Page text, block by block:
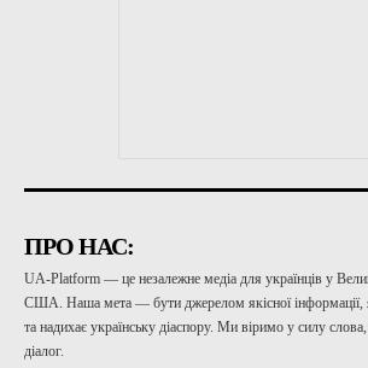
ПРО НАС:
UA-Platform — це незалежне медіа для українців у
США. Наша мета — бути джерелом якісної інформації,
та надихає українську діаспору. Ми віримо у силу слова,
діалог.